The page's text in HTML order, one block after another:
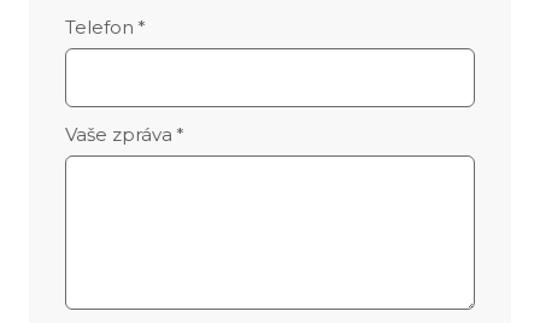
Telefon *
Vaše zpráva *